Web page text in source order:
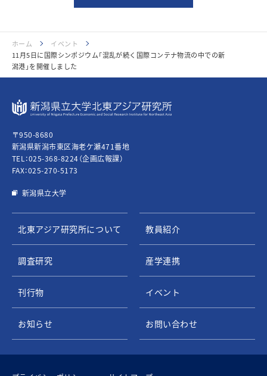
ホーム
イベント
11月5日に国際シンポジウム「混乱が続く国際コンテナ物流の中での新
潟港」を開催しました
〒950-8680
新潟県新潟市東区海老ケ瀬471番地
TEL：025-368-8224（企画広報課）
FAX：025-270-5173
新潟県立大学
北東アジア研究所について 教員紹介
調査研究 産学連携
刊行物 イベント
お知らせ お問い合わせ